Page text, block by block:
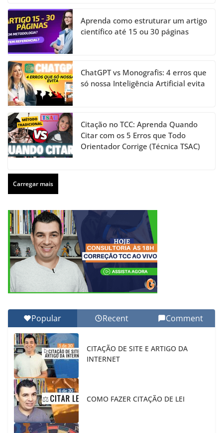
Aprenda como estruturar um artigo
científico até 15 ou 30 páginas
ChatGPT vs Monografis: 4 erros que
só nossa Inteligência Artificial evita
Citação no TCC: Aprenda Quando
Citar com os 5 Erros que Todo
Orientador Corrige (Técnica TSAC)
Carregar mais
Popular Recent Comment
CITAÇÃO DE SITE E ARTIGO DA
INTERNET
COMO FAZER CITAÇÃO DE LEI